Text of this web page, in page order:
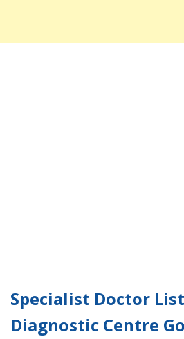
Specialist Doctor
Diagnostic Centre